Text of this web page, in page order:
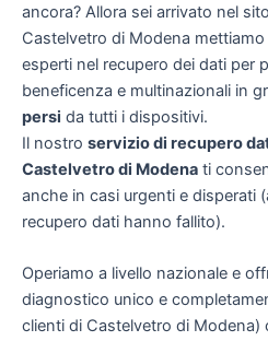
ancora? Allora sei arrivato nel
Castelvetro di Modena
esperti nel recupero dei dati per
beneficenza e multinazionali in
persi da tutti i dispositivi.
Il nostro servizio di recupero
Castelvetro di Modena ti
anche in casi urgenti e disperati
recupero dati hanno fallito).
Operiamo a livello nazionale e
diagnostico unico e
clienti di Castelvetro di Modena)